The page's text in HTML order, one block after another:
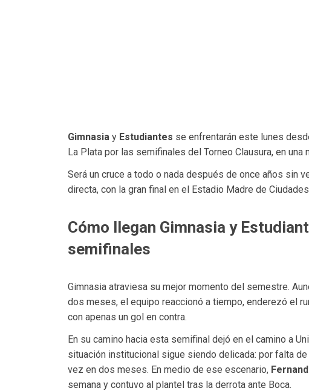
Gimnasia y Estudiantes se enfrentarán este lunes
La Plata por las semifinales del Torneo Clausura, en
Será un cruce a todo o nada después de once años sin
directa, con la gran final en el Estadio Madre de
Cómo llegan Gimnasia y
semifinales
Gimnasia atraviesa su mejor momento del semestre.
dos meses, el equipo reaccionó a tiempo, enderezó el
con apenas un gol en contra.
En su camino hacia esta semifinal dejó en el camino a
situación institucional sigue siendo delicada: por falta
vez en dos meses. En medio de ese escenario,
semana y contuvo al plantel tras la derrota ante Boca.